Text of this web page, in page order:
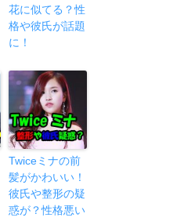
花に似てる？性
格や彼氏が話題
に！
Twiceミナの前
髪がかわいい！
彼氏や整形の疑
惑が？性格悪い